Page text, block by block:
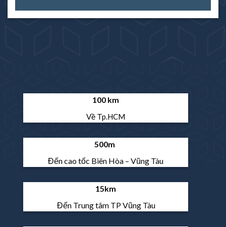
100 km
Về Tp.HCM
500m
Đến cao tốc Biên Hòa – Vũng Tàu
15km
Đến Trung tâm TP Vũng Tàu